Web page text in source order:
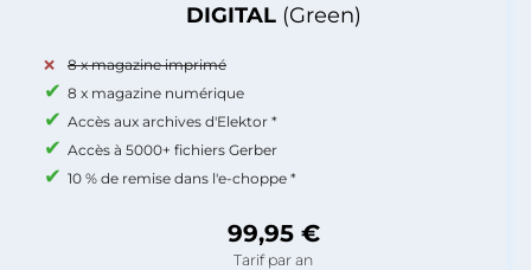
DIGITAL (Green)
8 x magazine imprimé
8 x magazine numérique
Accès aux archives d'Elektor *
Accès à 5000+ fichiers Gerber
10 % de remise dans l'e-choppe *
99,95 €
Tarif par an